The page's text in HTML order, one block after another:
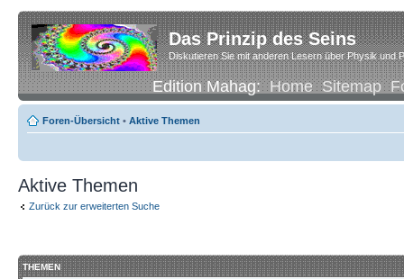
Das Prinzip des Seins
Diskutieren Sie mit anderen Lesern über Physik und
Edition Mahag:Home Sitemap
Foren-Übersicht • Aktive Themen
Aktive Themen
Zurück zur erweiterten Suche
THEMEN